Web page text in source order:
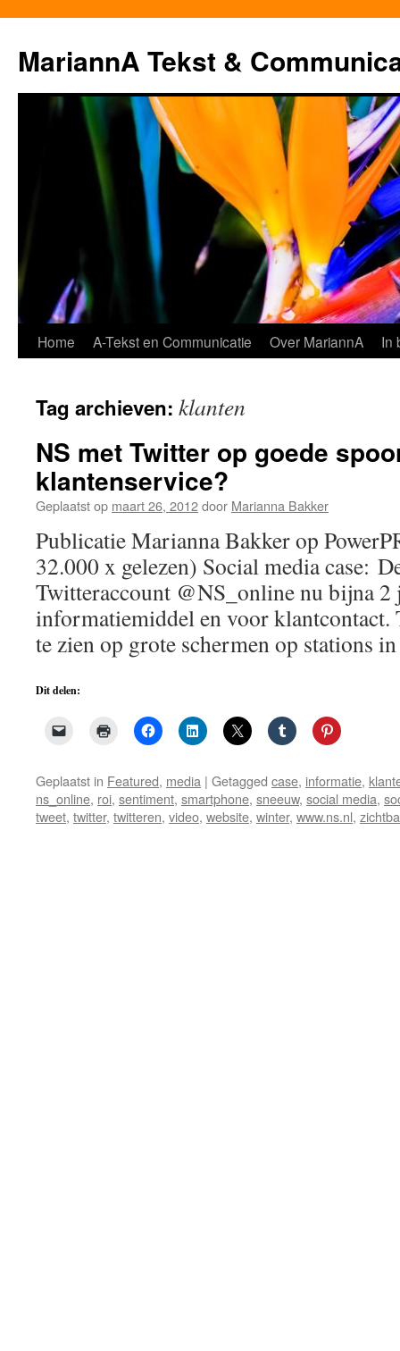
MariannA Tekst &
Ga
de
inhoud
Home A-Tekst en Communicatie Over MariannA In
Tag archieven: klanten
NS met Twitter op goede
klantenservice?
Geplaatst op maart 26, 2012door Marianna Bakker
Publicatie Marianna Bakker op
32.000 x gelezen) Social media case:
Twitteraccount @NS_online nu bijna 2
informatiemiddel en voor klantcontact.
te zien op grote schermen op stations
Dit delen:
Geplaatst in Featured, media | Getagged case, informatie,
ns_online, roi, sentiment, smartphone, sneeuw, social media,
tweet, twitter, twitteren, video, website, winter, www.ns.nl,